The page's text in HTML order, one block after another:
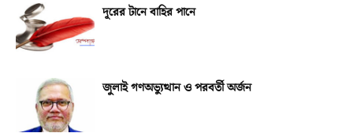
দূরের টানে বাহির পানে
জুলাই গণঅভ্যুত্থান ও পরবর্তী অর্জন